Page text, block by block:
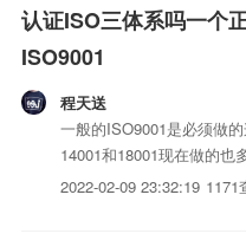
认证ISO三体系吗一个
ISO9001
程天送
一般的ISO9001是必须做
14001和18001现在做的也
2022-02-09 23:32:19 1171